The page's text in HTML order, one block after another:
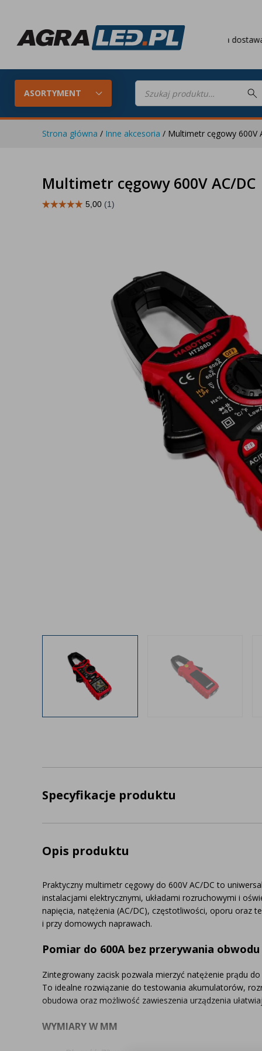
Darmowa dostawa od 649
ASORTYMENT
Wyszukiwarka
produktów
Konfigurator LED
Skompletuj oświetlenie LED do
swojego ciągnika
Lampy
pozycyjne LED
Panele świetlne LED
Oświetlenie
wewnętrze
Opryskiwacze polowe
Oferty
LED
Inne
Kontakt
Strona główna / Inne akcesoria / Multimetr cęgowy 600V
Multimetr cęgowy 600V AC/DC
Specyfikacje produktu
Opis produktu
Praktyczny multimetr cęgowy do 600V AC/DC to
instalacjami elektrycznymi, układami rozruchowymi i
napięcia, natężenia (AC/DC), częstotliwości, oporu oraz
i przy domowych naprawach.
Pomiar do 600A bez przerywania obwodu
Zintegrowany zacisk pozwala mierzyć natężenie prądu
To idealne rozwiązanie do testowania akumulatorów,
obudowa oraz możliwość zawieszenia urządzenia
WYMIARY W MM